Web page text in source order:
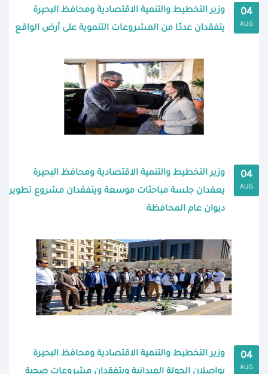
04
AUG
وزير التخطيط والتنمية الاقتصادية ومحافظ البحيرة
يتفقدان عددًا من المشروعات التنموية على أرض الواقع
04
AUG
وزير التخطيط والتنمية الاقتصادية ومحافظ البحيرة
يعقدان جلسة مباحثات موسعة ويتفقدان مشروع تطوير
ديوان عام المحافظة
04
AUG
وزير التخطيط والتنمية الاقتصادية ومحافظ البحيرة